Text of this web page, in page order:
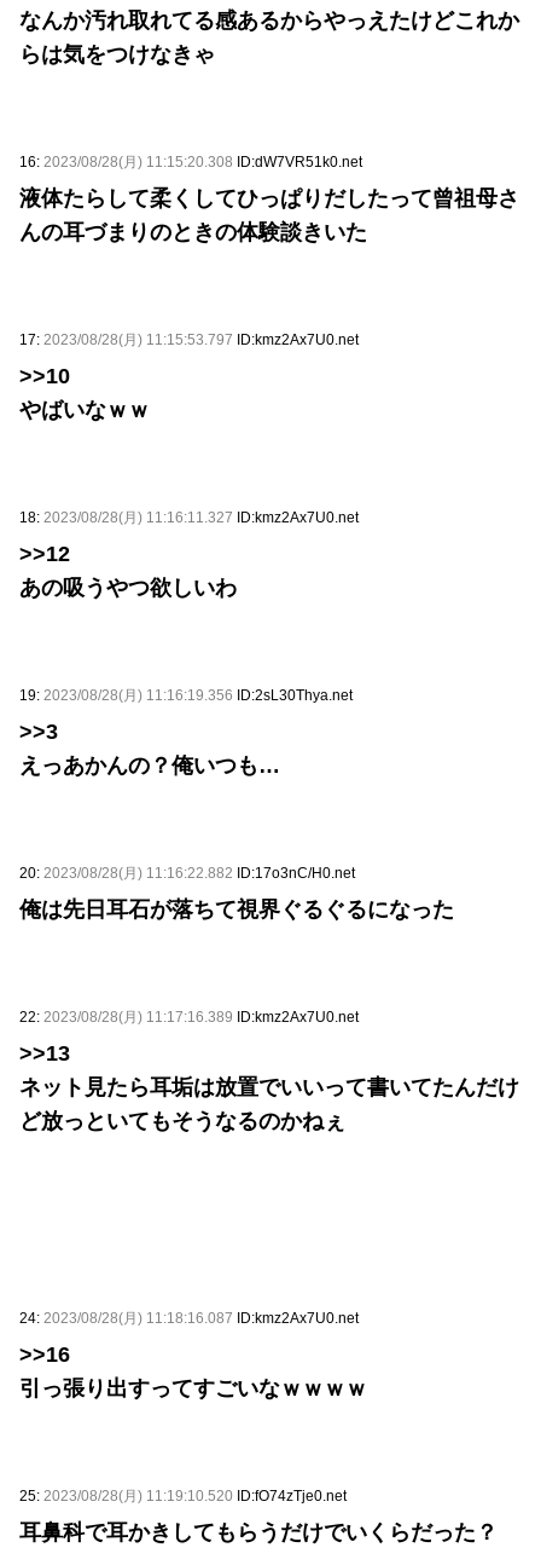
なんか汚れ取れてる感あるからやっえたけどこれか
らは気をつけなきゃ
16: 2023/08/28(月) 11:15:20.308 ID:dW7VR51k0.net
液体たらして柔くしてひっぱりだしたって曾祖母さ
んの耳づまりのときの体験談きいた
17: 2023/08/28(月) 11:15:53.797 ID:kmz2Ax7U0.net
>>10
やばいなｗｗ
18: 2023/08/28(月) 11:16:11.327 ID:kmz2Ax7U0.net
>>12
あの吸うやつ欲しいわ
19: 2023/08/28(月) 11:16:19.356 ID:2sL30Thya.net
>>3
えっあかんの？俺いつも…
20: 2023/08/28(月) 11:16:22.882 ID:17o3nC/H0.net
俺は先日耳石が落ちて視界ぐるぐるになった
22: 2023/08/28(月) 11:17:16.389 ID:kmz2Ax7U0.net
>>13
ネット見たら耳垢は放置でいいって書いてたんだけ
ど放っといてもそうなるのかねぇ
24: 2023/08/28(月) 11:18:16.087 ID:kmz2Ax7U0.net
>>16
引っ張り出すってすごいなｗｗｗｗ
25: 2023/08/28(月) 11:19:10.520 ID:fO74zTje0.net
耳鼻科で耳かきしてもらうだけでいくらだった？